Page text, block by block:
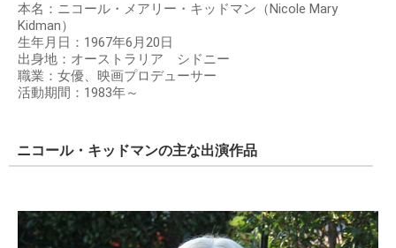
本名：ニコール・メアリー・キッドマン（Nicole Mary
Kidman）
生年月日：1967年6月20日
出身地：オーストラリア シドニー
職業：女優、映画プロデューサー
活動期間：1983年～
ニコール・キッドマンの主な出演作品